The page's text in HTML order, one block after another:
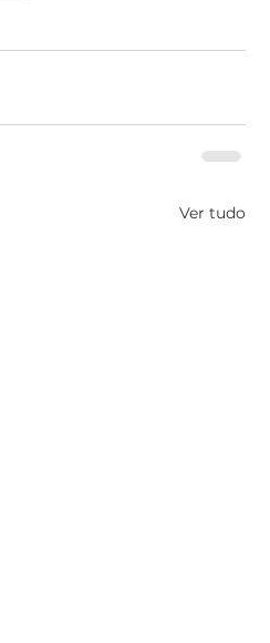
Ver tudo